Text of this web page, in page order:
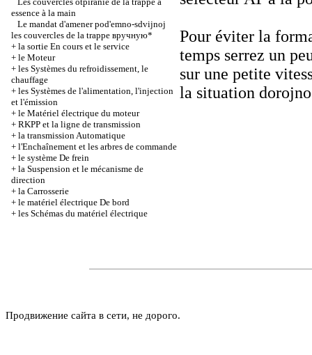
essence à la main
Le mandat d'amener pod'emno-sdvijnoj
les couvercles de la trappe вручную*
+ la sortie En cours et le service
+ le Moteur
+ les Systèmes du refroidissement, le
chauffage
+ les Systèmes de l'alimentation, l'injection
et l'émission
+ le Matériel électrique du moteur
+ RKPP et la ligne de transmission
+ la transmission Automatique
+ l'Enchaînement et les arbres de commande
+ le système De frein
+ la Suspension et le mécanisme de
direction
+ la Carrosserie
+ le matériel électrique De bord
+ les Schémas du matériel électrique
Pour éviter la
temps serrez un
sur une petite
la situation
Продвижение сайта в сети, не дорого.